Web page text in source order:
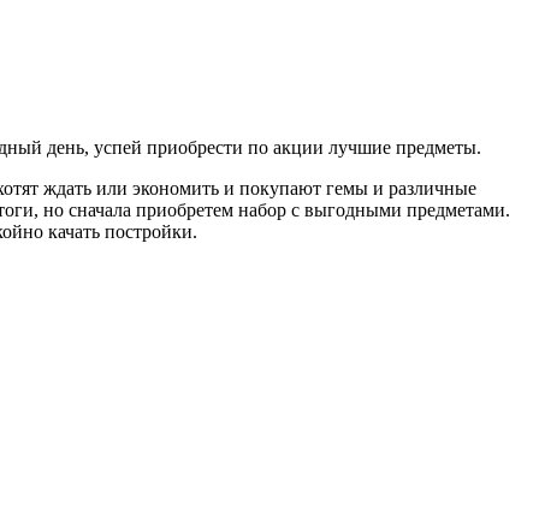
день, успей приобрести по акции лучшие предметы.
ждать или экономить и покупают гемы и различные
но сначала приобретем набор с выгодными предметами.
качать постройки.